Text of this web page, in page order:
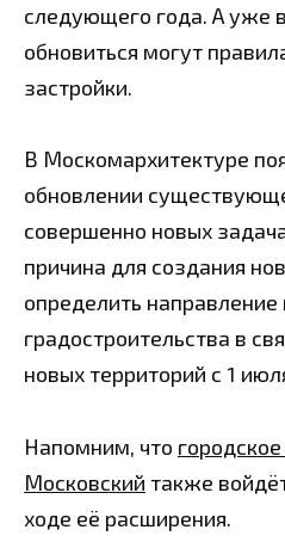
следующего года. А уже
обновиться могут
застройки.
В Москомархитектуре
обновлении
совершенно новых
причина для создания
определить направление
градостроительства в
новых территорий с 1
Напомним, что
Московский также
ходе её расширения.